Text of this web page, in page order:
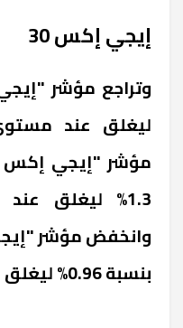
إيجي إكس 30
بنسبة 0.96% ليغلق عند مستوى 8253 نقطة.